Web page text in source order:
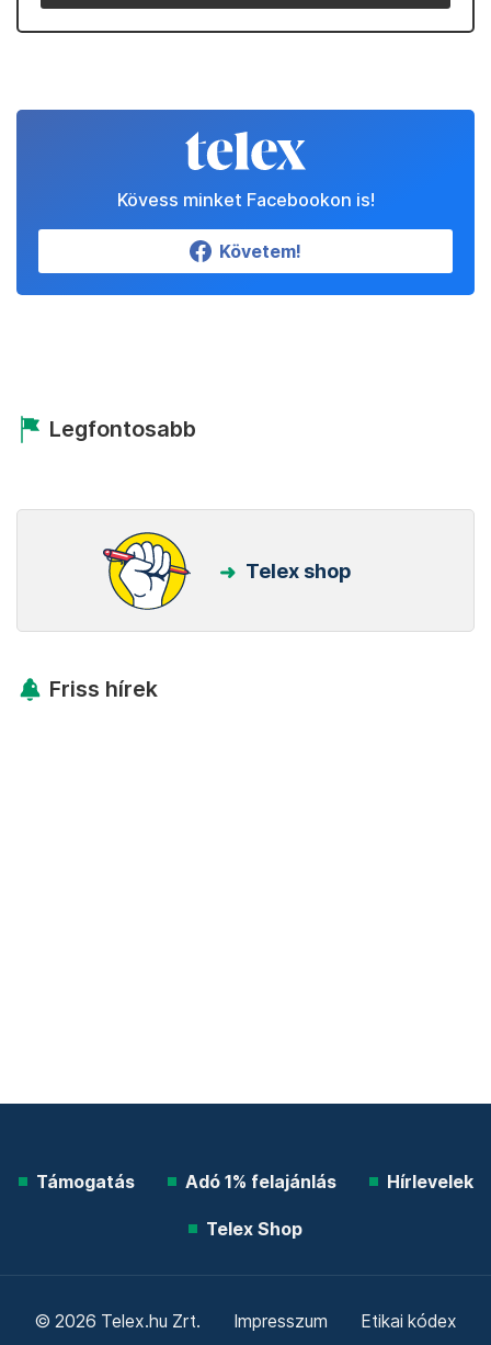
Kövess minket Facebookon is!
Követem!
Legfontosabb
Telex shop
Friss hírek
Támogatás Adó 1% felajánlás Hírlevelek
Telex Shop
© 2026 Telex.hu Zrt. Impresszum Etikai kódex